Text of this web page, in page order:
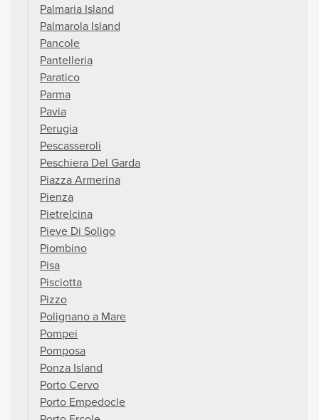
Palmaria Island
Palmarola Island
Pancole
Pantelleria
Paratico
Parma
Pavia
Perugia
Pescasseroli
Peschiera Del Garda
Piazza Armerina
Pienza
Pietrelcina
Pieve Di Soligo
Piombino
Pisa
Pisciotta
Pizzo
Polignano a Mare
Pompei
Pomposa
Ponza Island
Porto Cervo
Porto Empedocle